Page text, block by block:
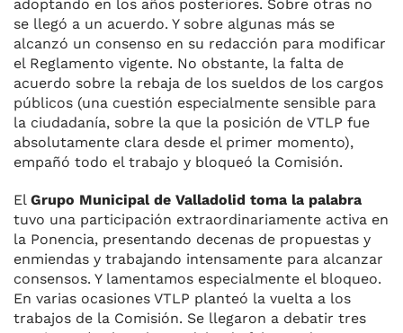
adoptando en los años posteriores. Sobre otras no
se llegó a un acuerdo. Y sobre algunas más se
alcanzó un consenso en su redacción para modificar
el Reglamento vigente. No obstante, la falta de
acuerdo sobre la rebaja de los sueldos de los cargos
públicos (una cuestión especialmente sensible para
la ciudadanía, sobre la que la posición de VTLP fue
absolutamente clara desde el primer momento),
empañó todo el trabajo y bloqueó la Comisión.
El Grupo Municipal de Valladolid toma la palabra
tuvo una participación extraordinariamente activa en
la Ponencia, presentando decenas de propuestas y
enmiendas y trabajando intensamente para alcanzar
consensos. Y lamentamos especialmente el bloqueo.
En varias ocasiones VTLP planteó la vuelta a los
trabajos de la Comisión. Se llegaron a debatir tres